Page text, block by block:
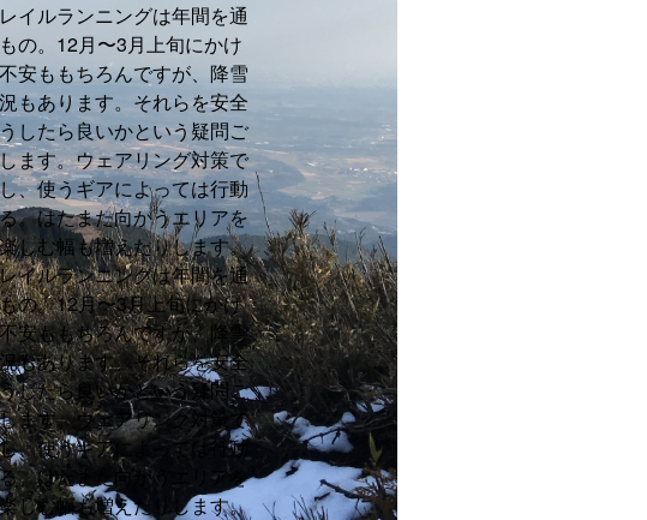
イルランニングは年間を通
の。12月〜3月上旬にかけ
安ももちろんですが、降雪
もあります。それらを安全
したら良いかという疑問ご
ます。ウェアリング対策で
、使うギアによっては行動
。はたまた向かうエリアを
しむ幅も増えたりします。
イルランニングは年間を通
の。12月〜3月上旬にかけ
安ももちろんですが、降雪
もあります。それらを安全
したら良いかという疑問ご
ます。ウェアリング対策で
、使うギアによっては行動
。はたまた向かうエリアを
しむ幅も増えたりします。